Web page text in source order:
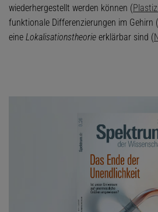
wiederhergestellt werden können (
funktionale Differenzierungen im Gehirn (
eine Lokalisationstheorie erklärbar sind (